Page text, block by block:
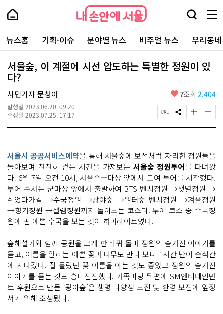
본
로
가
내
손
안
에
서
울
-
서
울
시
대
표
소
통
포
내
손
에
울
검
창
열
기
메
뉴
전
체
보
주
요
서
뉴스홈 기획·이슈 분야별 뉴스 비주얼 뉴스 우리동
서울숲, 이 계절에 시선 압도하는 특별한 정원이 있
다?
시민기자 문청야
발행일 2023.06.20. 09:20
수정일 2023.07.25. 17:17
좋
요
7조회 2,404
페
이
L
복
사
S
N
유
하
기
글
자
크
게
변
경
하
기
글
자
게
변
경
하
기
서울시 공공서비스예약을 통해 서울숲에 보석처럼 자리한 정원들을
돌아보며 천천히 걷는 시간을 가져보는 서울숲 정원투어를 다녀왔
다. 6월 7일 오전 10시, 서울숲군마상 앞에서 모여 투어를 시작했다.
투어 순서는 군마상 앞에서 출발하여 BTS 벤치정원 →샛별정원 →
쉬었다가길 →수국정원 →광야숲 →원터숲 벤치정원 →겨울정원
→향기정원 →셀렘정원까지 돌아보는 코스다. 투어 코스 중 수국정
원에 핀 예쁜 수국을 보는 것이 하이라이트였다.
숲해설가와 함께 공원을 크게 한 바퀴 돌며 정원의 숨겨진 이야기를
듣고, 여름을 알리는 예쁜 꽃과 나무도 만나 보니 1시간 반이 순식간
에 지나갔다. 잘 몰랐던 꽃 이름을 아는 것도 좋았고 정원의 숨겨진
이야기를 듣는 것도 흥미진진했다. 가족마당 뒤편에 SM엔터테인먼
트 후원으로 만든 ‘광야숲’은 생명 다양성 보전 및 환경 보전에 앞장
서기 위해 조성됐다.
페
상
단
로